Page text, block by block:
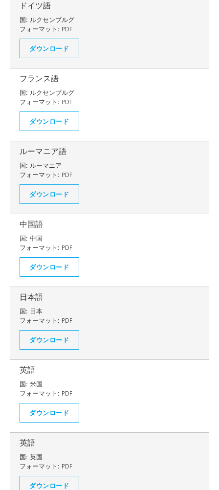
ドイツ語
国: ルクセンブルグ
フォーマット: PDF
ダウンロード
フランス語
国: ルクセンブルグ
フォーマット: PDF
ダウンロード
ルーマニア語
国: ルーマニア
フォーマット: PDF
ダウンロード
中国語
国: 中国
フォーマット: PDF
ダウンロード
日本語
国: 日本
フォーマット: PDF
ダウンロード
英語
国: 米国
フォーマット: PDF
ダウンロード
英語
国: 英国
フォーマット: PDF
ダウンロード